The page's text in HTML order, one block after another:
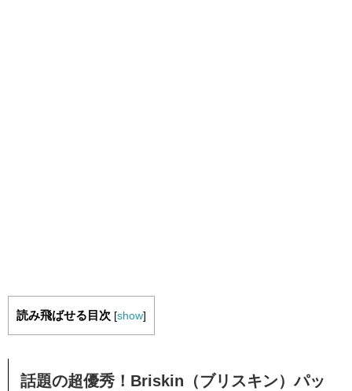
読み飛ばせる目次 [show]
話題の超優秀！Briskin（ブリスキン）パッ